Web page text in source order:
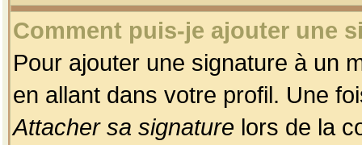
Comment puis-je ajouter une
Pour ajouter une signature à un
en allant dans votre profil. Une
Attacher sa signature lors de la